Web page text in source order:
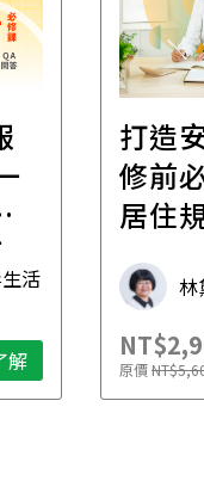
活
解
打造
修前
居住
林
原價